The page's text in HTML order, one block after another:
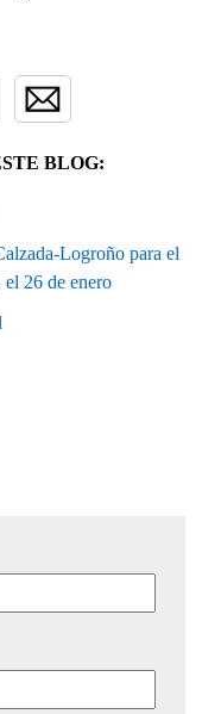
BLOG:
Logroño para el
26 de enero